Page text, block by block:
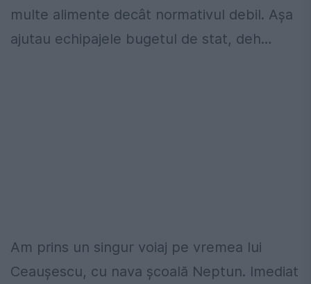
multe alimente decât normativul debil. Așa
ajutau echipajele bugetul de stat, deh…
Am prins un singur voiaj pe vremea lui
Ceaușescu, cu nava școală Neptun. Imediat